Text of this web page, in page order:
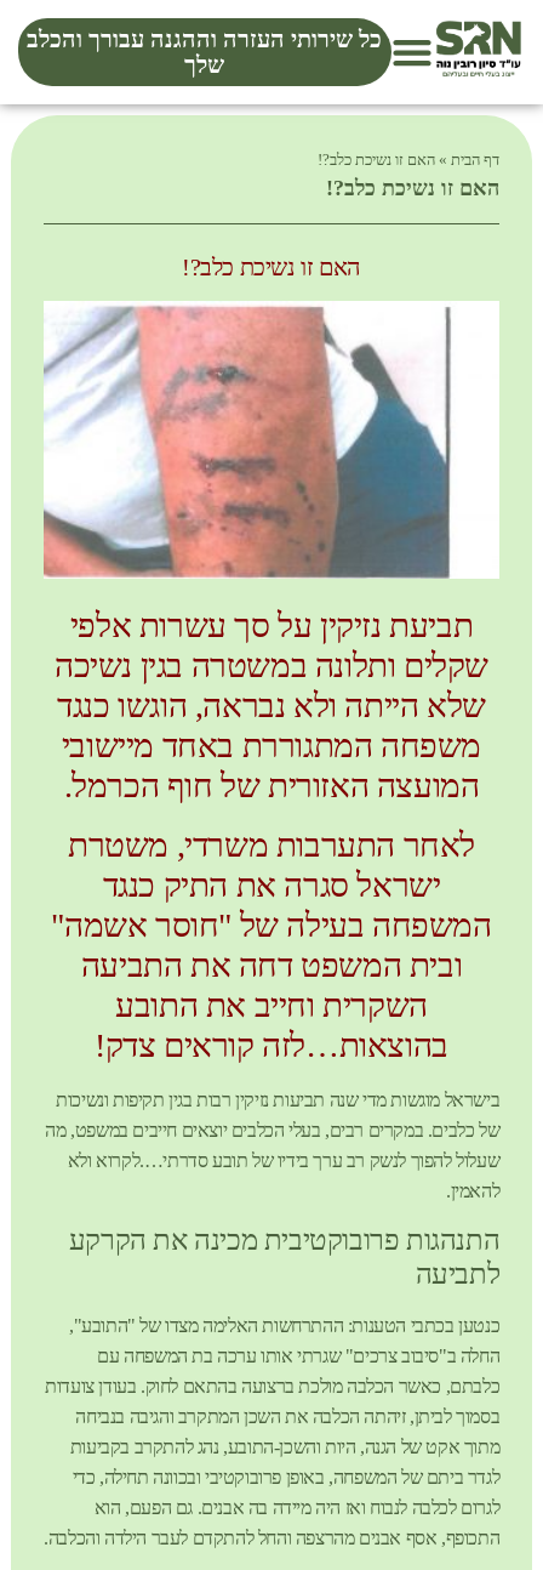
כל שירותי העזרה וההגנה עבורך והכלב
שלך
דף הבית » האם זו נשיכת כלב?!
האם זו נשיכת כלב?!
האם זו נשיכת כלב?!
תביעת נזיקין על סך עשרות אלפי
שקלים ותלונה במשטרה בגין נשיכה
שלא הייתה ולא נבראה, הוגשו כנגד
משפחה המתגוררת באחד מיישובי
המועצה האזורית של חוף הכרמל.
לאחר התערבות משרדי, משטרת
ישראל סגרה את התיק כנגד
המשפחה בעילה של "חוסר אשמה"
ובית המשפט דחה את התביעה
השקרית וחייב את התובע
בהוצאות…לזה קוראים צדק!
בישראל מוגשות מדי שנה תביעות נזיקין רבות בגין תקיפות ונשיכות
של כלבים. במקרים רבים, בעלי הכלבים יוצאים חייבים במשפט, מה
שעלול להפוך לנשק רב ערך בידיו של תובע סדרתי….לקרוא ולא
להאמין.
התנהגות פרובוקטיבית מכינה את הקרקע
לתביעה
כנטען בכתבי הטענות: ההתרחשות האלימה מצדו של "התובע",
החלה ב"סיבוב צרכים" שגרתי אותו ערכה בת המשפחה עם
כלבתם, כאשר הכלבה מולכת ברצועה בהתאם לחוק. בעודן צועדות
בסמוך לביתן, זיהתה הכלבה את השכן המתקרב והגיבה בנביחה
מתוך אקט של הגנה, היות והשכן-התובע, נהג להתקרב בקביעות
לגדר ביתם של המשפחה, באופן פרובוקטיבי ובכוונה תחילה, כדי
לגרום לכלבה לנבוח ואז היה מיידה בה אבנים. גם הפעם, הוא
התכופף, אסף אבנים מהרצפה והחל להתקדם לעבר הילדה והכלבה.